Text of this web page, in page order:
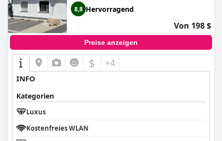
8,8 Hervorragend
Von 198 $
Preise anzeigen
$ +4
INFO
Kategorien
Luxus
Kostenfreies WLAN